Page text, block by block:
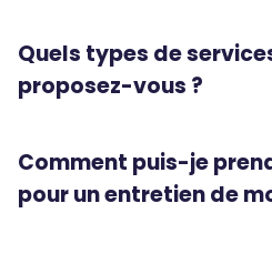
Quels types de
proposez-vous ?
Comment puis-je
pour un entretien de